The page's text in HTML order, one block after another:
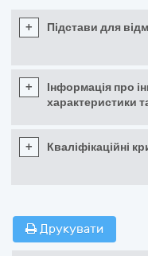
+ Підстави для
+
Інформація про
характеристики
+ Кваліфікаційні
Друкувати